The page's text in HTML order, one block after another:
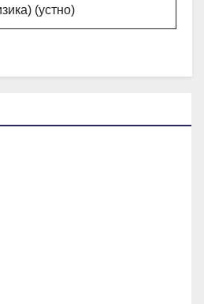
(устно)